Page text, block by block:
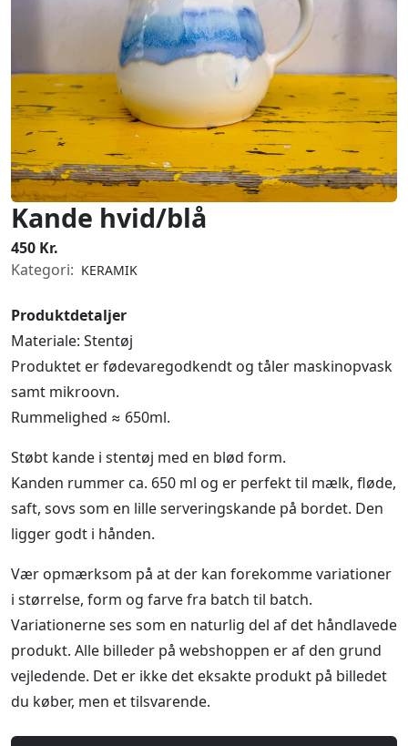
Kande hvid/blå
450 Kr.
Kategori: KERAMIK
Produktdetaljer
Materiale: Stentøj
Produktet er fødevaregodkendt og tåler maskinopvask
samt mikroovn.
Rummelighed ≈ 650ml.
Støbt kande i stentøj med en blød form.
Kanden rummer ca. 650 ml og er perfekt til mælk, fløde,
saft, sovs som en lille serveringskande på bordet. Den
ligger godt i hånden.
Vær opmærksom på at der kan forekomme variationer
i størrelse, form og farve fra batch til batch.
Variationerne ses som en naturlig del af det håndlavede
produkt. Alle billeder på webshoppen er af den grund
vejledende. Det er ikke det eksakte produkt på billedet
du køber, men et tilsvarende.